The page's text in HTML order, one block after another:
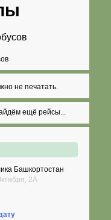
не печатать.
ещё рейсы...
Башкортостан
2А